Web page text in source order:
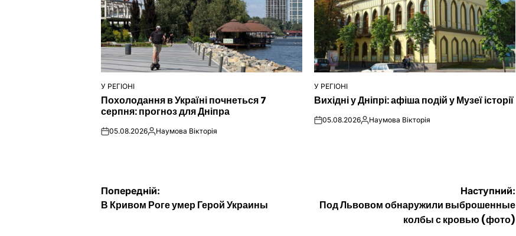
ОПУБЛІКУВАТИ
У РЕГІОНІ
Похолодання в Україні почнеться 7
серпня: прогноз для Дніпра
on05.08.2026Опубліковано
Наумова Вікторія
ОПУБЛІКУВАТИ
У
У РЕГІОНІ
Вихідні у Дніпрі: афіша подій у Музеї історії
on05.08.2026Опубліковано
Наумова Вікторія
Навігація
Попередній:
В Кривом Роге умер Герой Украины
Наступний:
Под Львовом обнаружили выброшенные
колбы с кровью (фото)